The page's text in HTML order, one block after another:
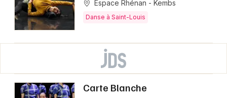
Espace Rhénan - Kembs
Danse à Saint-Louis
Carte Blanche